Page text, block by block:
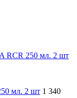
мл. 2 шт 1 340